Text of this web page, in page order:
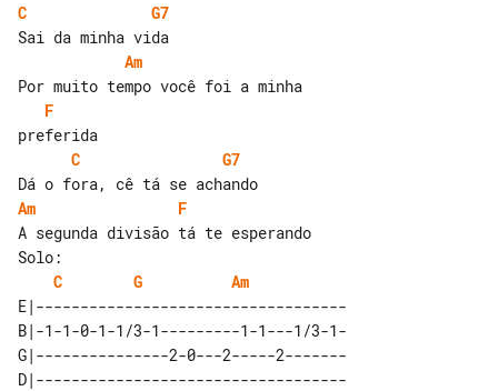
C
G7
Am
F
C
G7
Am
F
A segunda divisão tá te esperando
C
G
Am
E|-----------------------------------
B|-1-1-0-1-1/3-1---------1-1---1/3-1-
G|---------------2-0---2-----2-------
D|-----------------------------------